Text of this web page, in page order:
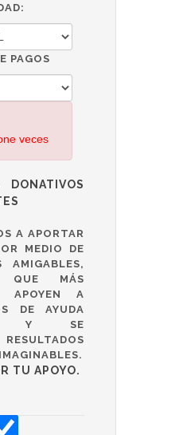
PAGOS
veces
DONATIVOS
A APORTAR
MEDIO DE
AMIGABLES,
QUE MÁS
APOYEN A
DE AYUDA
Y SE
TU APOYO.